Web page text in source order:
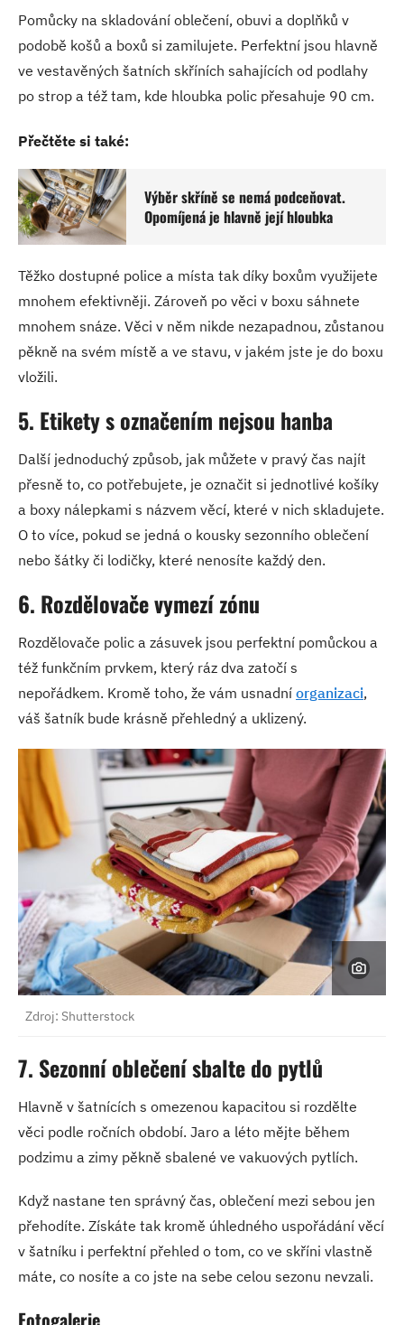
Pomůcky na skladování oblečení, obuvi a doplňků v
podobě košů a boxů si zamilujete. Perfektní jsou hlavně
ve vestavěných šatních skříních sahajících od podlahy
po strop a též tam, kde hloubka polic přesahuje 90 cm.
Přečtěte si také:
Výběr skříně se nemá podceňovat.
Opomíjená je hlavně její hloubka
Těžko dostupné police a místa tak díky boxům využijete
mnohem efektivněji. Zároveň po věci v boxu sáhnete
mnohem snáze. Věci v něm nikde nezapadnou, zůstanou
pěkně na svém místě a ve stavu, v jakém jste je do boxu
vložili.
5. Etikety s označením nejsou hanba
Další jednoduchý způsob, jak můžete v pravý čas najít
přesně to, co potřebujete, je označit si jednotlivé košíky
a boxy nálepkami s názvem věcí, které v nich skladujete.
O to více, pokud se jedná o kousky sezonního oblečení
nebo šátky či lodičky, které nenosíte každý den.
6. Rozdělovače vymezí zónu
Rozdělovače polic a zásuvek jsou perfektní pomůckou a
též funkčním prvkem, který ráz dva zatočí s
nepořádkem. Kromě toho, že vám usnadní organizaci,
váš šatník bude krásně přehledný a uklizený.
Zdroj: Shutterstock
7. Sezonní oblečení sbalte do pytlů
Hlavně v šatnících s omezenou kapacitou si rozdělte
věci podle ročních období. Jaro a léto mějte během
podzimu a zimy pěkně sbalené ve vakuových pytlích.
Když nastane ten správný čas, oblečení mezi sebou jen
přehodíte. Získáte tak kromě úhledného uspořádání věcí
v šatníku i perfektní přehled o tom, co ve skříni vlastně
máte, co nosíte a co jste na sebe celou sezonu nevzali.
Fotogalerie